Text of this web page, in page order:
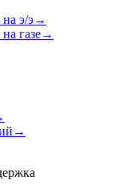
э/э→
газе→
→